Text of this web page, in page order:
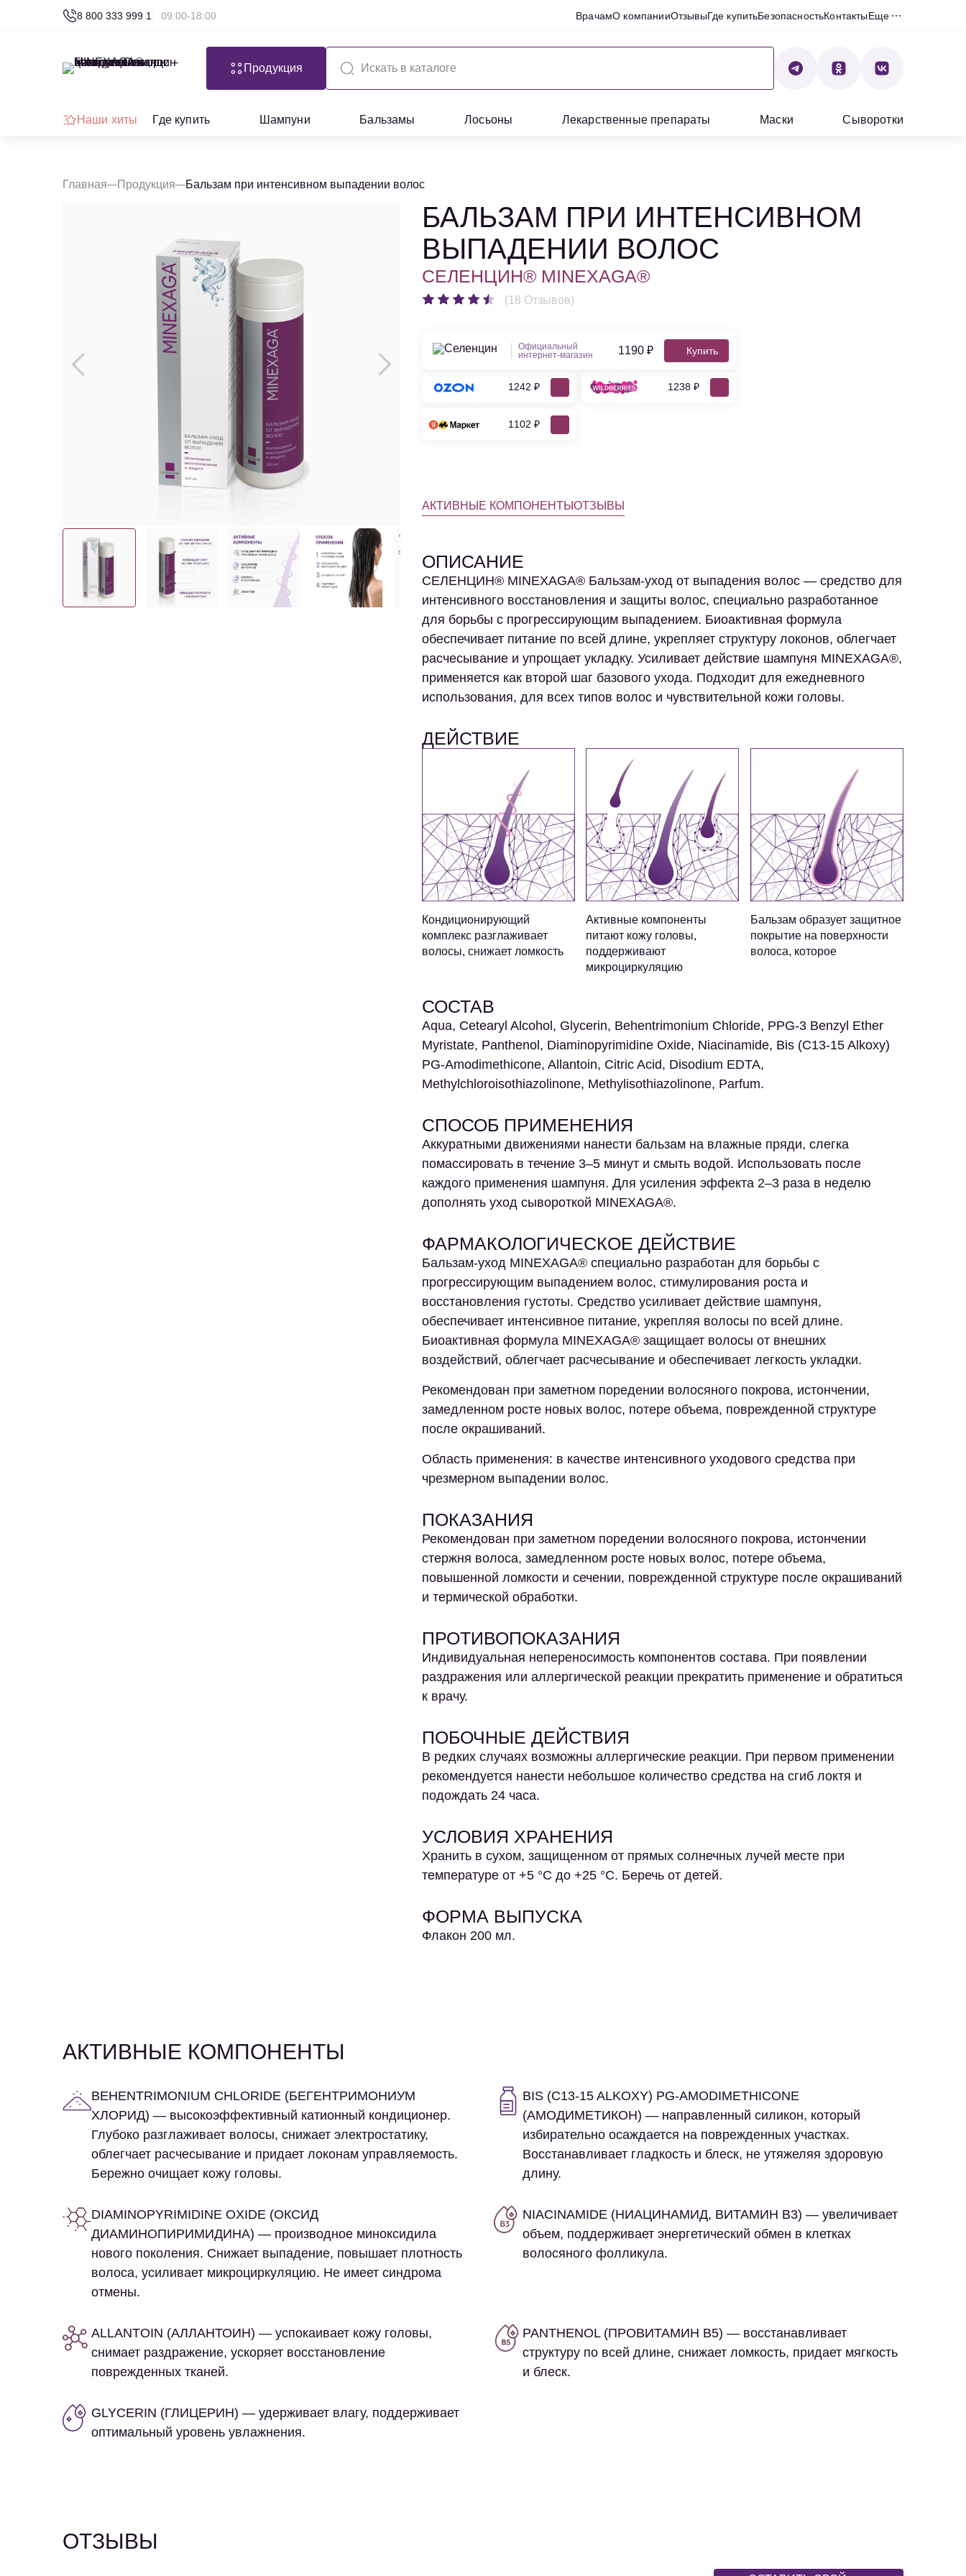
8 800 333 999 1 09:00-18:00 ВрачамО компанииОтзывыГде купитьБезопасностьКонтактыЕще
Продукция
Наши хиты Где купить Шампуни Бальзамы Лосьоны Лекарственные препараты Маски Сыворотки
Главная Продукция Бальзам при интенсивном выпадении волос
БАЛЬЗАМ ПРИ ИНТЕНСИВНОМ
ВЫПАДЕНИИ ВОЛОС
СЕЛЕНЦИН® MINEXAGA®
(18 Отзывов)
Официальный
интернет-магазин
1190 ₽ Купить
1242 ₽ 1238 ₽
1102 ₽
АКТИВНЫЕ КОМПОНЕНТЫ ОТЗЫВЫ
ОПИСАНИЕ
СЕЛЕНЦИН® MINEXAGA® Бальзам-уход от выпадения волос — средство для
интенсивного восстановления и защиты волос, специально разработанное
для борьбы с прогрессирующим выпадением. Биоактивная формула
обеспечивает питание по всей длине, укрепляет структуру локонов, облегчает
расчесывание и упрощает укладку. Усиливает действие шампуня MINEXAGA®,
применяется как второй шаг базового ухода. Подходит для ежедневного
использования, для всех типов волос и чувствительной кожи головы.
ДЕЙСТВИЕ
Кондиционирующий
комплекс разглаживает
волосы, снижает ломкость
Активные компоненты
питают кожу головы,
поддерживают
микроциркуляцию
Бальзам образует защитное
покрытие на поверхности
волоса, которое
СОСТАВ
Aqua, Cetearyl Alcohol, Glycerin, Behentrimonium Chloride, PPG-3 Benzyl Ether
Myristate, Panthenol, Diaminopyrimidine Oxide, Niacinamide, Bis (C13-15 Alkoxy)
PG-Amodimethicone, Allantoin, Citric Acid, Disodium EDTA,
Methylchloroisothiazolinone, Methylisothiazolinone, Parfum.
СПОСОБ ПРИМЕНЕНИЯ
Аккуратными движениями нанести бальзам на влажные пряди, слегка
помассировать в течение 3–5 минут и смыть водой. Использовать после
каждого применения шампуня. Для усиления эффекта 2–3 раза в неделю
дополнять уход сывороткой MINEXAGA®.
ФАРМАКОЛОГИЧЕСКОЕ ДЕЙСТВИЕ
Бальзам-уход MINEXAGA® специально разработан для борьбы с
прогрессирующим выпадением волос, стимулирования роста и
восстановления густоты. Средство усиливает действие шампуня,
обеспечивает интенсивное питание, укрепляя волосы по всей длине.
Биоактивная формула MINEXAGA® защищает волосы от внешних
воздействий, облегчает расчесывание и обеспечивает легкость укладки.
Рекомендован при заметном поредении волосяного покрова, истончении,
замедленном росте новых волос, потере объема, поврежденной структуре
после окрашиваний.
Область применения: в качестве интенсивного уходового средства при
чрезмерном выпадении волос.
ПОКАЗАНИЯ
Рекомендован при заметном поредении волосяного покрова, истончении
стержня волоса, замедленном росте новых волос, потере объема,
повышенной ломкости и сечении, поврежденной структуре после окрашиваний
и термической обработки.
ПРОТИВОПОКАЗАНИЯ
Индивидуальная непереносимость компонентов состава. При появлении
раздражения или аллергической реакции прекратить применение и обратиться
к врачу.
ПОБОЧНЫЕ ДЕЙСТВИЯ
В редких случаях возможны аллергические реакции. При первом применении
рекомендуется нанести небольшое количество средства на сгиб локтя и
подождать 24 часа.
УСЛОВИЯ ХРАНЕНИЯ
Хранить в сухом, защищенном от прямых солнечных лучей месте при
температуре от +5 °С до +25 °С. Беречь от детей.
ФОРМА ВЫПУСКА
Флакон 200 мл.
АКТИВНЫЕ КОМПОНЕНТЫ
BEHENTRIMONIUM CHLORIDE (БЕГЕНТРИМОНИУМ
ХЛОРИД) — высокоэффективный катионный кондиционер.
Глубоко разглаживает волосы, снижает электростатику,
облегчает расчесывание и придает локонам управляемость.
Бережно очищает кожу головы.
BIS (C13-15 ALKOXY) PG-AMODIMETHICONE
(АМОДИМЕТИКОН) — направленный силикон, который
избирательно осаждается на поврежденных участках.
Восстанавливает гладкость и блеск, не утяжеляя здоровую
длину.
DIAMINOPYRIMIDINE OXIDE (ОКСИД
ДИАМИНОПИРИМИДИНА) — производное миноксидила
нового поколения. Снижает выпадение, повышает плотность
волоса, усиливает микроциркуляцию. Не имеет синдрома
отмены.
NIACINAMIDE (НИАЦИНАМИД, ВИТАМИН B3) — увеличивает
объем, поддерживает энергетический обмен в клетках
волосяного фолликула.
ALLANTOIN (АЛЛАНТОИН) — успокаивает кожу головы,
снимает раздражение, ускоряет восстановление
поврежденных тканей.
PANTHENOL (ПРОВИТАМИН B5) — восстанавливает
структуру по всей длине, снижает ломкость, придает мягкость
и блеск.
GLYCERIN (ГЛИЦЕРИН) — удерживает влагу, поддерживает
оптимальный уровень увлажнения.
ОТЗЫВЫ